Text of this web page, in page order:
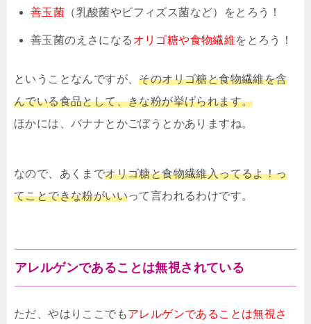
善玉菌 （乳酸菌やビフィズス菌など）をとろう！
善玉菌のえさになる オリゴ糖や食物繊維をとろう！
ということなんですが、そのオリゴ糖と食物繊維を含
んでいる食品として、きな粉が挙げられます。
ほかには、バナナとかごぼうとかありますね。
なので、あくまでオリゴ糖と食物繊維入ってるよ！っ
てことできな粉がいいって言われるわけです。
アレルゲンであることは無視されている
ただ、やはりここでもアレルゲンであることは無視さ